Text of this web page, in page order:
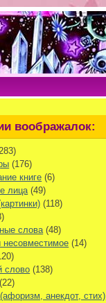
воображалок:
(176)
книге (6)
лица(49)
(118)
слова(48)
несовместимое (14)
слово (138)
(22)
анекдот, стих)